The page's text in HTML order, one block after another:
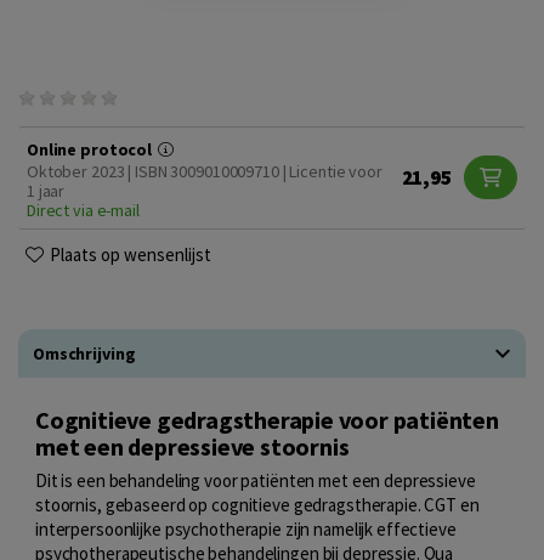
Online protocol
Oktober 2023 | ISBN 3009010009710 | Licentie voor
1 jaar
Direct via e-mail
21,95
Plaats op wensenlijst
Omschrijving
Cognitieve gedragstherapie voor patiënten
met een depressieve stoornis
Dit is een behandeling voor patiënten met een depressieve
stoornis, gebaseerd op cognitieve gedragstherapie. CGT en
interpersoonlijke psychotherapie zijn namelijk effectieve
psychotherapeutische behandelingen bij depressie. Qua